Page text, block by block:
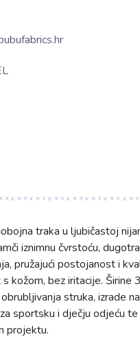
traka u ljubičastoj
iznimnu čvrstoću,
pružajući postojanost i
kožom, bez iritacije. Širine
struka, izrade
sportsku i dječju odjeću
projektu.